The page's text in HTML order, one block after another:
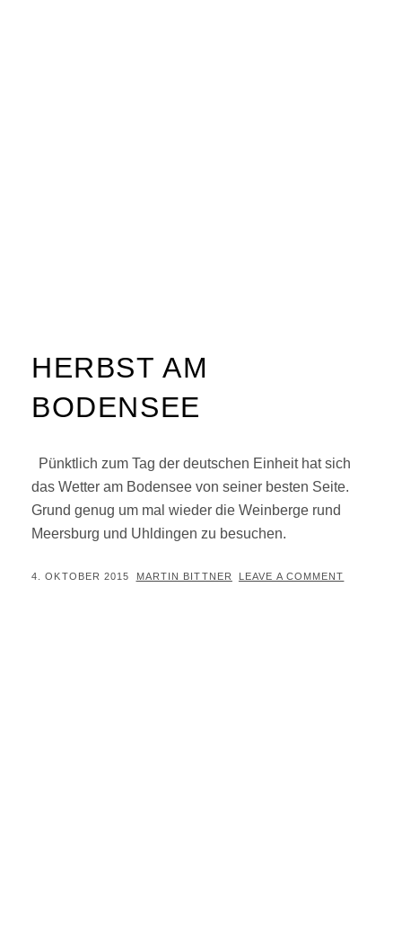
HERBST AM
BODENSEE
Pünktlich zum Tag der deutschen Einheit hat sich
das Wetter am Bodensee von seiner besten Seite.
Grund genug um mal wieder die Weinberge rund
Meersburg und Uhldingen zu besuchen.
POSTED
4. OKTOBER 2015 BY
MARTIN BITTNER LEAVE A COMMENT